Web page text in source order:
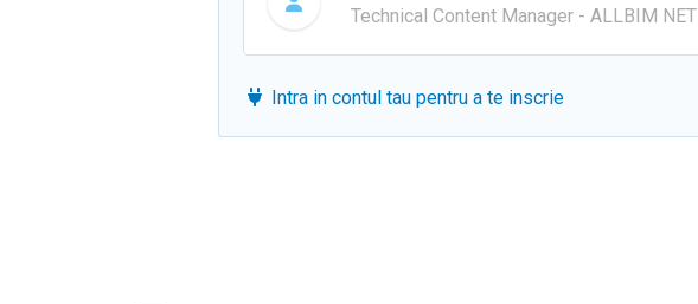
Technical Content Manager - ALLBIM NET
Intra in contul tau pentru a te inscrie